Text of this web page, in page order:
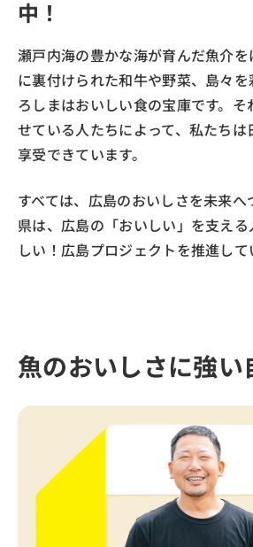
ひろしま県民だよりとは
バックナンバー
中！
瀬戸内海の豊かな海が育んだ魚介
に裏付けられた和牛や野菜、島々
ろしまはおいしい食の宝庫です。
せている人たちによって、私たちは
享受できています。
すべては、広島のおいしさを未来
県は、広島の「おいしい」を支え
しい！広島プロジェクトを推進して
魚のおいしさに強い